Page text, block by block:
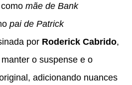
como mãe de Bank
pai de Patrick
por Roderick Cabrido,
o suspense e o
adicionando nuances